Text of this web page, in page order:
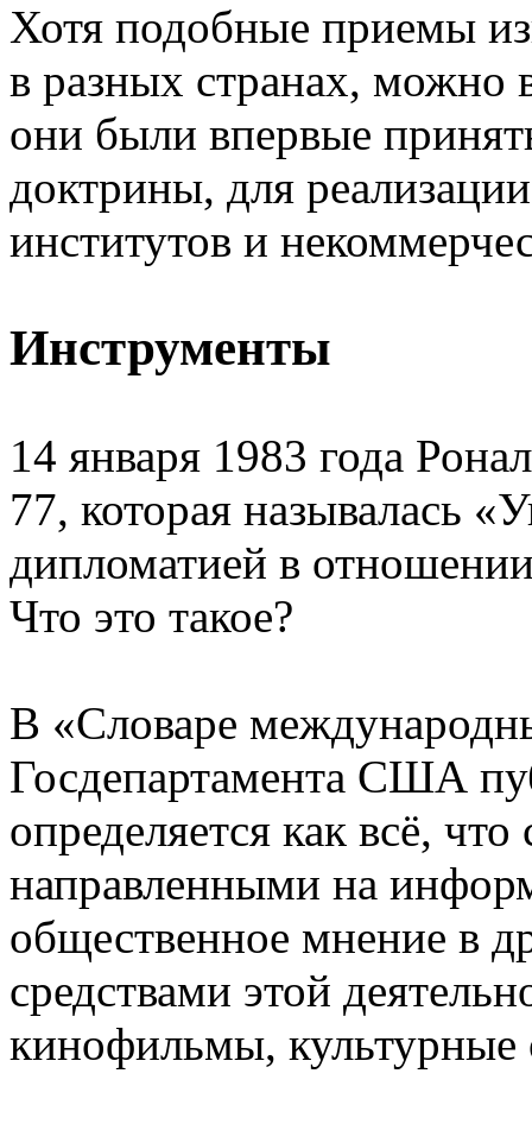
Хотя подобные приемы
в разных странах,
они были впервые
доктрины, для
институтов и
Инструменты
14 января 1983 года
77, которая называлась
дипломатией в
Что это такое?
В «Словаре
Госдепартамента США
определяется как всё,
направленными на
общественное мнение в
средствами этой
кинофильмы, культурные